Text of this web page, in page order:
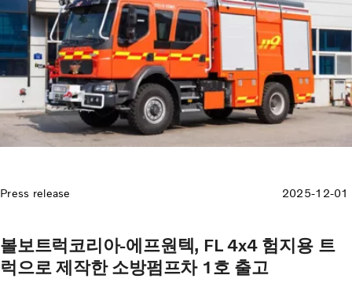
Press release 2025-12-01
볼보트럭코리아-에프원텍, FL 4x4 험지용 트
럭으로 제작한 소방펌프차 1호 출고